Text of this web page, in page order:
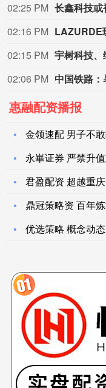
02:25 PM 长鑫科技
02:16 PM LAZURDE
02:15 PM 宇树科技
02:06 PM
惠融配资播报
金领速配 男子不敢睡
永崋证券 严禁升值或投
君盈配资 超越重庆
鼎冠策略资 百年
优选策略 概念动